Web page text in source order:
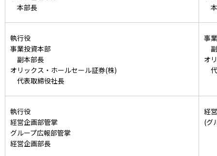
本部長
執行役
事業投資本部
副本部長
オリックス・ホールセール証券(株)
代表取締役社長
事
オ
執行役
経営企画部管掌
グループ広報部管掌
経営企画部長
経
(グ